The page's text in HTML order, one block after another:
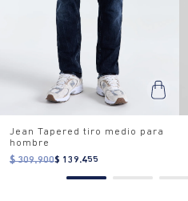
Jean Tapered tiro medio para
hombre
$ 309.900$ 139.455